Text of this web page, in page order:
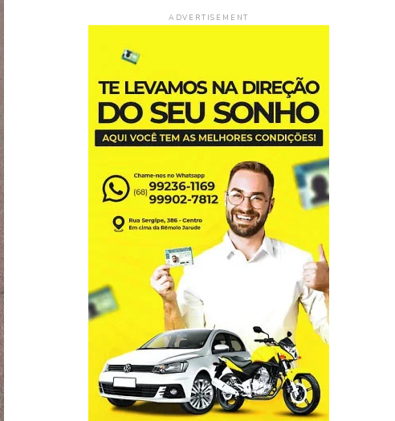
ADVERTISEMENT